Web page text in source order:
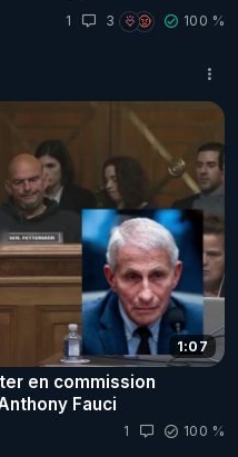
1 3 100 %
1:07
en commission
Fauci
1 100 %